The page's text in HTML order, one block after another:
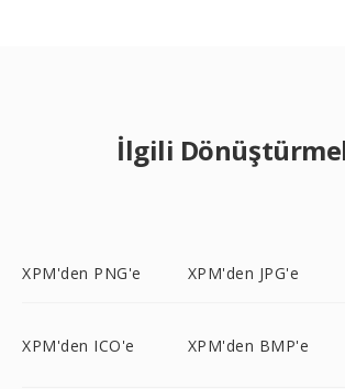
İlgili
XPM'den PNG'e XPM'den JPG'e
XPM'den ICO'e XPM'den BMP'e